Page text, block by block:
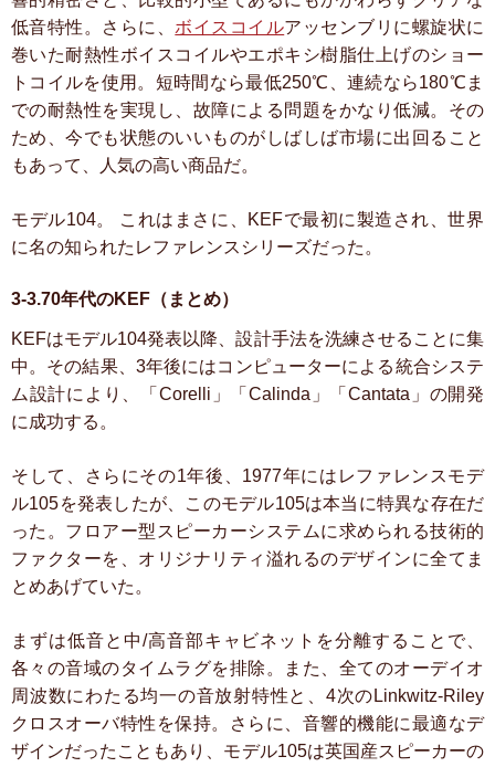
低音特性。さらに、ボイスコイルアッセンブリに螺旋状に
巻いた耐熱性ボイスコイルやエポキシ樹脂仕上げのショー
トコイルを使用。短時間なら最低250℃、連続なら180℃ま
での耐熱性を実現し、故障による問題をかなり低減。その
ため、今でも状態のいいものがしばしば市場に出回ること
もあって、人気の高い商品だ。
モデル104。
これはまさに、KEFで最初に製造され、世界
に名の知られたレファレンスシリーズだった。
3-3.70年代のKEF（まとめ）
KEFはモデル104発表以降、設計手法を洗練させることに集
中。その結果、3年後にはコンピューターによる統合システ
ム設計により、「Corelli」「Calinda」「Cantata」の開発
に成功する。
そして、さらにその1年後、1977年にはレファレンスモデ
ル105を発表したが、このモデル105は本当に特異な存在だ
った。フロアー型スピーカーシステムに求められる技術的
ファクターを、オリジナリティ溢れるのデザインに全てま
とめあげていた。
まずは低音と中/高音部キャビネットを分離することで、
各々の音域のタイムラグを排除。また、全てのオーデイオ
周波数にわたる均一の音放射特性と、4次のLinkwitz-Riley
クロスオーバ特性を保持。さらに、音響的機能に最適なデ
ザインだったこともあり、モデル105は英国産スピーカーの